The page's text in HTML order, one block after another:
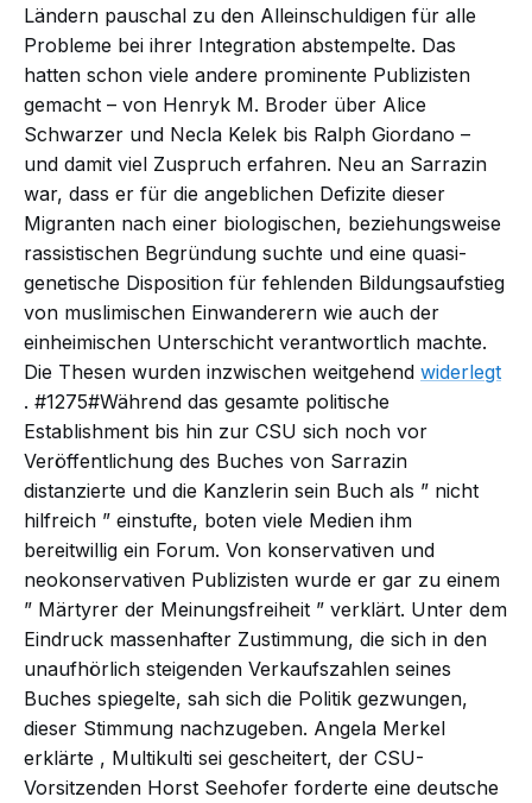
Ländern pauschal zu den Alleinschuldigen für alle
Probleme bei ihrer Integration abstempelte. Das
hatten schon viele andere prominente Publizisten
gemacht – von Henryk M. Broder über Alice
Schwarzer und Necla Kelek bis Ralph Giordano –
und damit viel Zuspruch erfahren. Neu an Sarrazin
war, dass er für die angeblichen Defizite dieser
Migranten nach einer biologischen, beziehungsweise
rassistischen Begründung suchte und eine quasi-
genetische Disposition für fehlenden Bildungsaufstieg
von muslimischen Einwanderern wie auch der
einheimischen Unterschicht verantwortlich machte.
Die Thesen wurden inzwischen weitgehend widerlegt
. #1275#Während das gesamte politische
Establishment bis hin zur CSU sich noch vor
Veröffentlichung des Buches von Sarrazin
distanzierte und die Kanzlerin sein Buch als ” nicht
hilfreich ” einstufte, boten viele Medien ihm
bereitwillig ein Forum. Von konservativen und
neokonservativen Publizisten wurde er gar zu einem
” Märtyrer der Meinungsfreiheit ” verklärt. Unter dem
Eindruck massenhafter Zustimmung, die sich in den
unaufhörlich steigenden Verkaufszahlen seines
Buches spiegelte, sah sich die Politik gezwungen,
dieser Stimmung nachzugeben. Angela Merkel
erklärte , Multikulti sei gescheitert, der CSU-
Vorsitzenden Horst Seehofer forderte eine deutsche